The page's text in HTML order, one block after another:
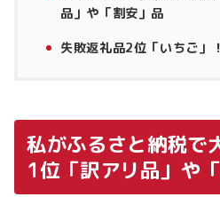
品」や「割安」品
失敗返礼品2位「いちご」
私がふるさと納税で
1位「訳アリ品」や